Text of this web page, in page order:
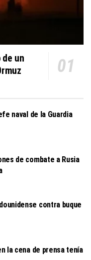
de un
naval de la Guardia
de combate a Rusia
contra buque
la cena de prensa tenía